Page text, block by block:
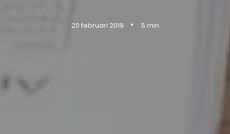
20 februari 2019 • 5 min